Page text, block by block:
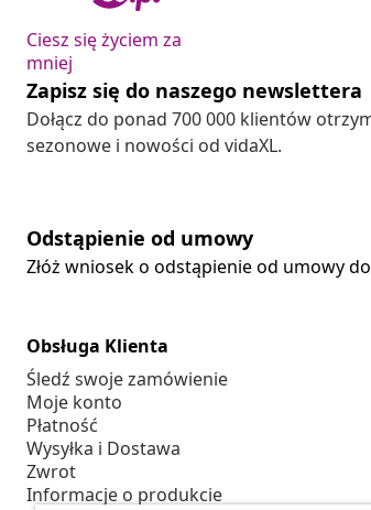
Ciesz się życiem za
mniej
Zapisz się do naszego newslettera
Dołącz do ponad 700 000 klientów
sezonowe i nowości od vidaXL.
Odstąpienie od umowy
Złóż wniosek o odstąpienie od umowy
Obsługa Klienta
Śledź swoje zamówienie
Moje konto
Płatność
Wysyłka i Dostawa
Zwrot
Informacje o produkcie